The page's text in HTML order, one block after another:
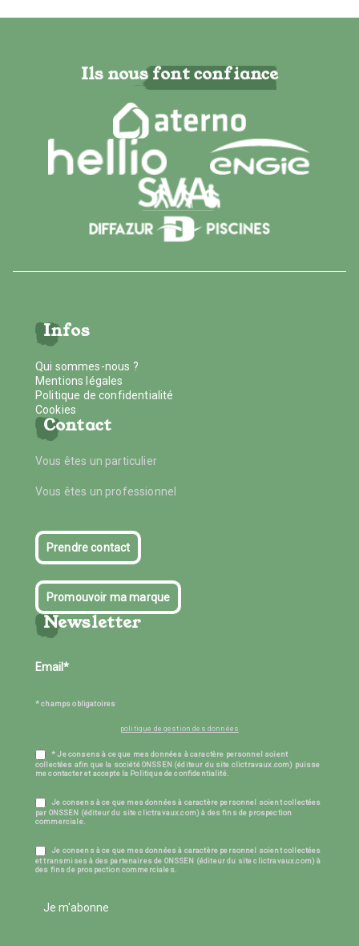
Ils nous font confiance
Infos
Qui sommes-nous ?
Mentions légales
Politique de confidentialité
Cookies
Contact
Vous êtes un particulier
Vous êtes un professionnel
Prendre contact
Promouvoir ma marque
Newsletter
* champs obligatoires
politique de gestion des données
* Je consens à ce que mes données à caractère personnel soient
collectées afin que la société ONSSEN (éditeur du site clictravaux.com) puisse
me contacter et accepte la Politique de confidentialité.
Je consens à ce que mes données à caractère personnel soient collectées
par ONSSEN (éditeur du site clictravaux.com) à des fins de prospection
commerciale.
Je consens à ce que mes données à caractère personnel soient collectées
et transmises à des partenaires de ONSSEN (éditeur du site clictravaux.com) à
des fins de prospection commerciales.
Je m'abonne